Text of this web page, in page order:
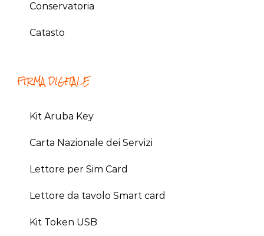
Conservatoria
Catasto
FIRMA DIGITALE
Kit Aruba Key
Carta Nazionale dei Servizi
Lettore per Sim Card
Lettore da tavolo Smart card
Kit Token USB